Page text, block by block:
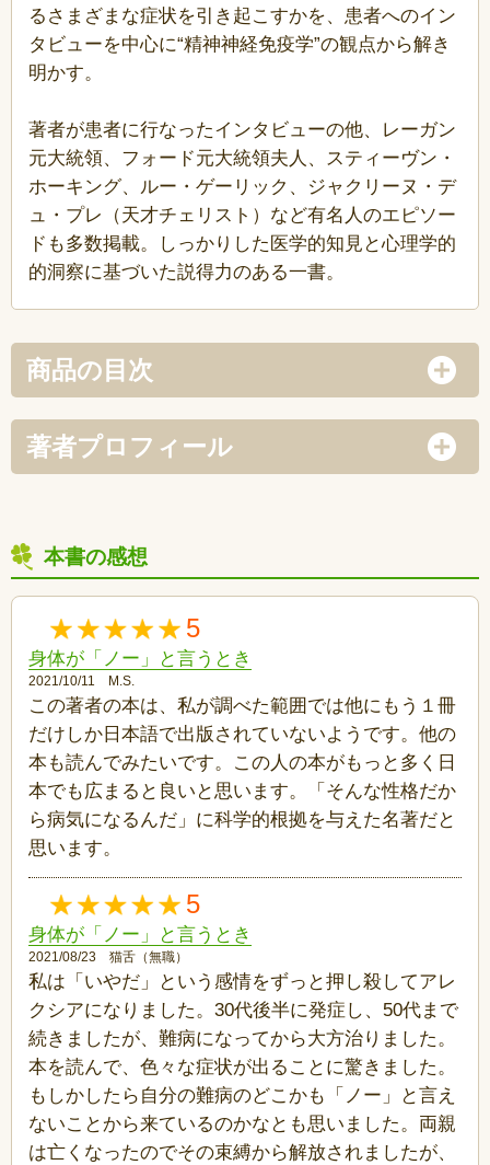
るさまざまな症状を引き起こすかを、患者へのイン
タビューを中心に“精神神経免疫学”の観点から解き
明かす。
著者が患者に行なったインタビューの他、レーガン
元大統領、フォード元大統領夫人、スティーヴン・
ホーキング、ルー・ゲーリック、ジャクリーヌ・デ
ュ・プレ（天才チェリスト）など有名人のエピソー
ドも多数掲載。しっかりした医学的知見と心理学的
的洞察に基づいた説得力のある一書。
商品の目次
著者プロフィール
本書の感想
5
身体が「ノー」と言うとき
2021/10/11 M.S.
この著者の本は、私が調べた範囲では他にもう１冊
だけしか日本語で出版されていないようです。他の
本も読んでみたいです。この人の本がもっと多く日
本でも広まると良いと思います。「そんな性格だか
ら病気になるんだ」に科学的根拠を与えた名著だと
思います。
5
身体が「ノー」と言うとき
2021/08/23 猫舌（無職）
私は「いやだ」という感情をずっと押し殺してアレ
クシアになりました。30代後半に発症し、50代まで
続きましたが、難病になってから大方治りました。
本を読んで、色々な症状が出ることに驚きました。
もしかしたら自分の難病のどこかも「ノー」と言え
ないことから来ているのかなとも思いました。両親
は亡くなったのでその束縛から解放されましたが、